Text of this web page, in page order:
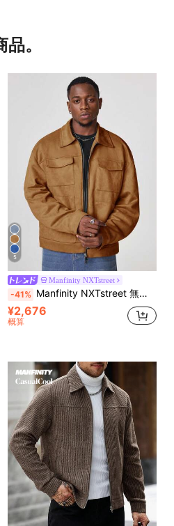
。
5
Manfinity NXTstreet
-41% Manfinity NXTstreet 無地長袖ユーティリティポケットカジュアルシャツジャケット、秋冬用メンズ
¥2,676
概算